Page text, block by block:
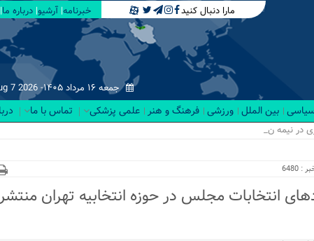
مارا دنبال کنید خبرنامه آرشیو درباره ما
جمعه ۱۶ مرداد ۱۴۰۵- 7 2026
بین الملل ورزشی فرهنگ و هنر علمی پزشکی تماس با ما
نخست ۱۴۰۵ در ماز.
انتخابات مجلس در حوزه انتخابیه تهران